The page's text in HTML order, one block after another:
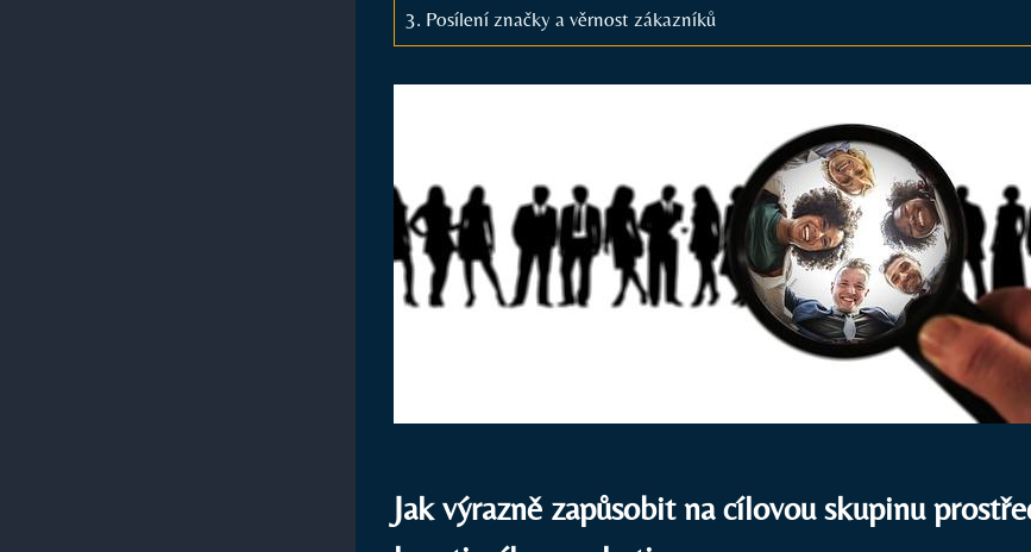
3. Posílení značky ​a věrnost zákazníků
Jak výrazně⁣ zapůsobit na cílovou skupinu